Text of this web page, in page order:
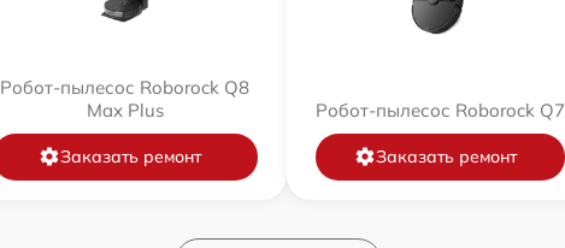
Робот-пылесос Roborock Q8
Max Plus
Заказать ремонт
Робот-пылесос Roborock Q7
Заказать ремонт